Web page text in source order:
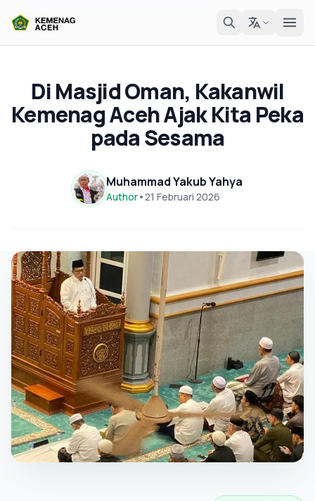
Di Masjid Oman, Kakanwil
Kemenag Aceh Ajak Kita Peka
pada Sesama
Muhammad Yakub Yahya
Author•21 Februari 2026